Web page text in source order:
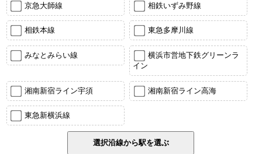
京急大師線 相鉄いずみ野線
相鉄本線 東急多摩川線
みなとみらい線
横浜市営地下鉄グリーンラ
イン
湘南新宿ライン宇須 湘南新宿ライン高海
東急新横浜線